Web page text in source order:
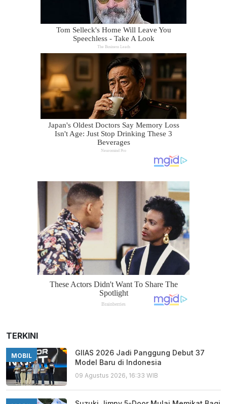
TERKINI
MOBIL
GIIAS 2026 Jadi Panggung Debut 37
Model Baru di Indonesia
09 Agustus 2026, 16:33 WIB